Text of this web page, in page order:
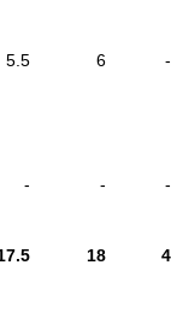
-
6
5.5
-
-
-
4
18